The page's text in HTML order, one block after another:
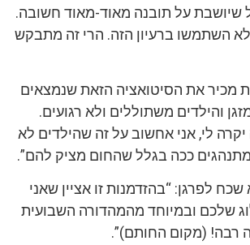
על תובנה מאוד-מאוד חשובה.
השתמשו ברעיון הזה. הרי זה מתבקש
מכיר את הסיטואציה הזאת שנמצאים
והילדים משתוללים ולא רגועים.
לי, אני אחשוב על זה שהילדים לא
ככה בגלל שהחום מציק להם”.
לפרגן: “בהזדמנות זו אציין שאני
שלכם ובמיוחד מהמהדורה השבועית
רבה! (מקום החותם)”.